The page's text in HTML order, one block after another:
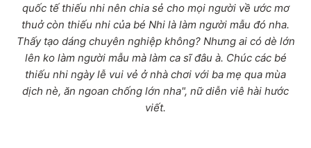
quốc tế thiếu nhi nên chia sẻ cho mọi người về ước mơ
thuở còn thiếu nhi của bé Nhi là làm người mẫu đó nha.
Thấy tạo dáng chuyên nghiệp không? Nhưng ai có dè lớn
lên ko làm người mẫu mà làm ca sĩ đâu à. Chúc các bé
thiếu nhi ngày lễ vui vẻ ở nhà chơi với ba mẹ qua mùa
dịch nè, ăn ngoan chống lớn nha", nữ diễn viê hài hước
viết.